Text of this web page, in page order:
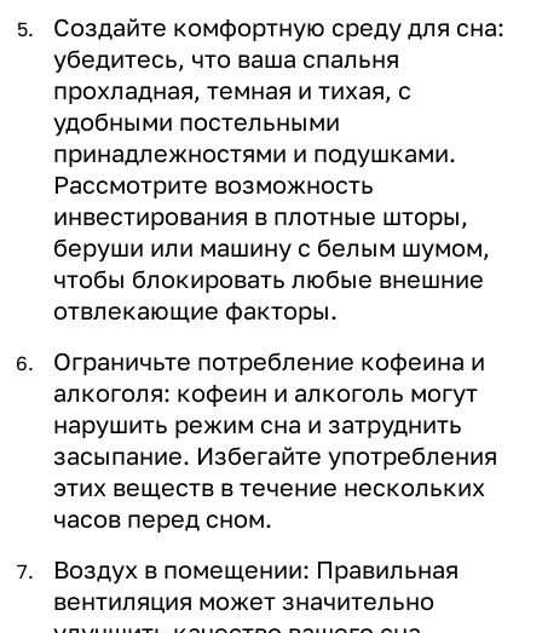
Создайте комфортную среду для сна:
убедитесь, что ваша спальня
прохладная, темная и тихая, с
удобными постельными
принадлежностями и подушками.
Рассмотрите возможность
инвестирования в плотные шторы,
беруши или машину с белым шумом,
чтобы блокировать любые внешние
отвлекающие факторы.
Ограничьте потребление кофеина и
алкоголя: кофеин и алкоголь могут
нарушить режим сна и затруднить
засыпание. Избегайте употребления
этих веществ в течение нескольких
часов перед сном.
Воздух в помещении: Правильная
вентиляция может значительно